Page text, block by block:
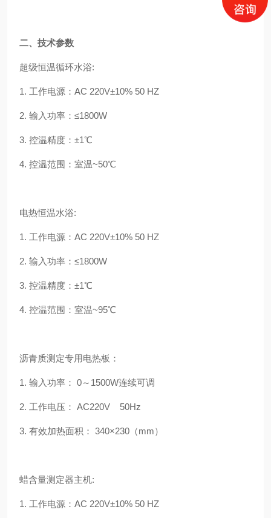
二、技术参数
超级恒温循环水浴:
1. 工作电源：AC 220V±10% 50 HZ
2. 输入功率：≤1800W
3. 控温精度：±1℃
4. 控温范围：室温~50℃
电热恒温水浴:
1. 工作电源：AC 220V±10% 50 HZ
2. 输入功率：≤1800W
3. 控温精度：±1℃
4. 控温范围：室温~95℃
沥青质测定专用电热板：
1. 输入功率： 0～1500W连续可调
2. 工作电压： AC220V 50Hz
3. 有效加热面积： 340×230（mm）
蜡含量测定器主机:
1. 工作电源：AC 220V±10% 50 HZ